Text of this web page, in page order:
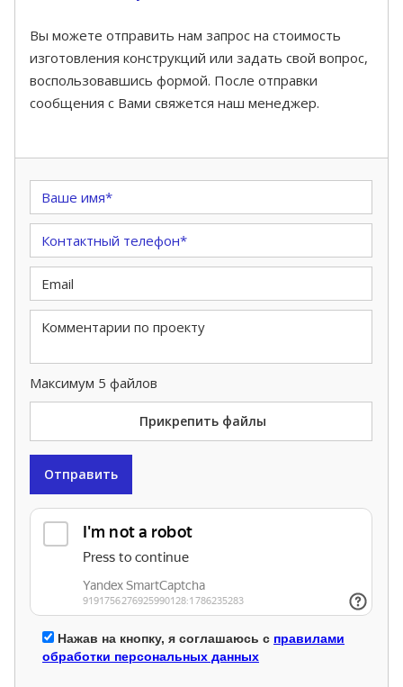
Максимум 5 файлов
Прикрепить файлы
Отправить
Нажав на кнопку, я соглашаюсь с правилами
обработки персональных данных
Вы можете отправить нам запрос на стоимость
изготовления конструкций или задать свой вопрос,
воспользовавшись формой. После отправки
сообщения с Вами свяжется наш менеджер.